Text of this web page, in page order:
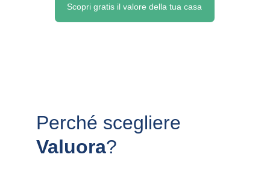
Scopri gratis il valore della tua casa
Perché scegliere
Valuora?